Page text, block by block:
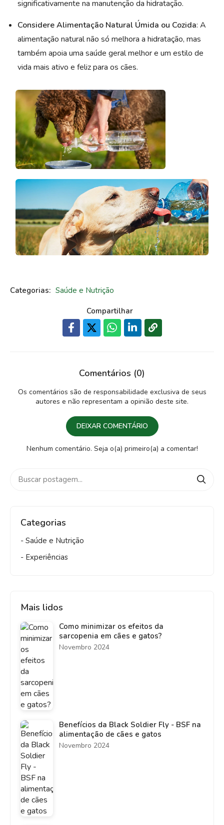
significativamente na manutenção da hidratação.
Considere Alimentação Natural Úmida ou Cozida: A
alimentação natural não só melhora a hidratação, mas
também apoia uma saúde geral melhor e um estilo de
vida mais ativo e feliz para os cães.
Categorias: Saúde e Nutrição
Compartilhar
Comentários (0)
Os comentários são de responsabilidade exclusiva de seus
autores e não representam a opinião deste site.
DEIXAR COMENTÁRIO
Nenhum comentário. Seja o(a) primeiro(a) a comentar!
Categorias
- Saúde e Nutrição
- Experiências
Mais lidos
Como minimizar os efeitos da
sarcopenia em cães e gatos?
Novembro 2024
Benefícios da Black Soldier Fly - BSF na
alimentação de cães e gatos
Novembro 2024